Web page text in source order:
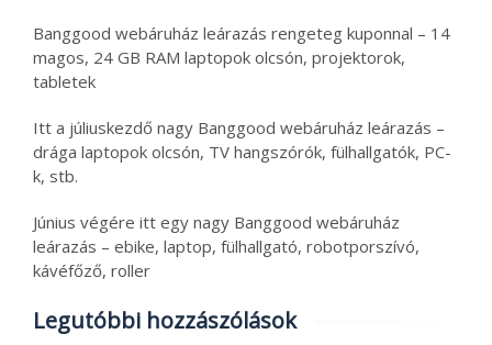
Banggood webáruház leárazás rengeteg kuponnal – 14
magos, 24 GB RAM laptopok olcsón, projektorok,
tabletek
Itt a júliuskezdő nagy Banggood webáruház leárazás –
drága laptopok olcsón, TV hangszórók, fülhallgatók, PC-
k, stb.
Június végére itt egy nagy Banggood webáruház
leárazás – ebike, laptop, fülhallgató, robotporszívó,
kávéfőző, roller
Legutóbbi hozzászólások